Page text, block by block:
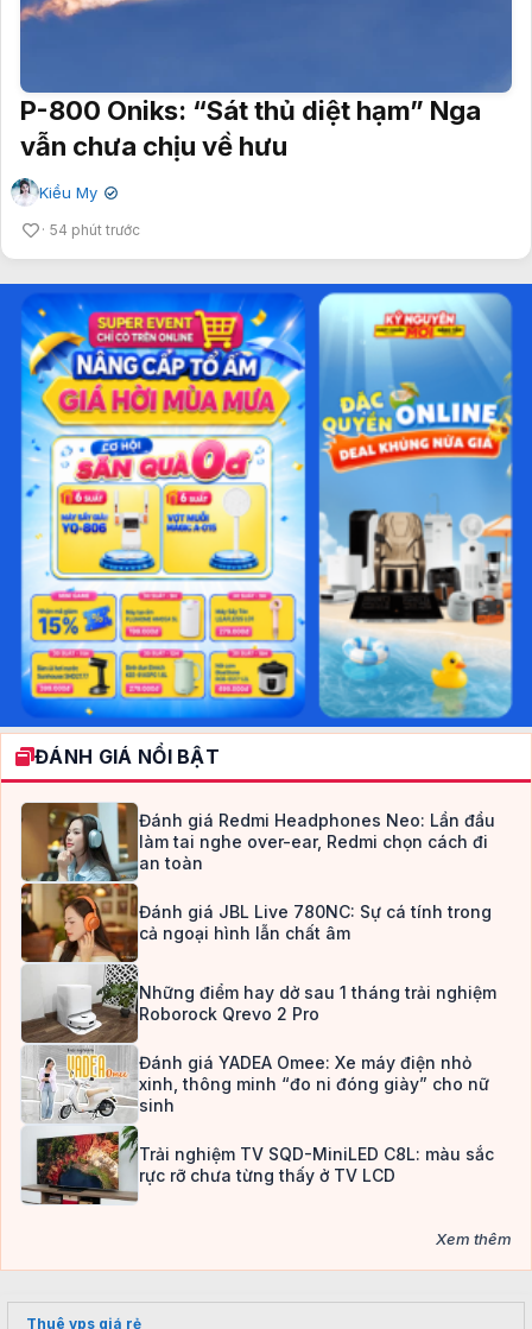
P-800 Oniks: “Sát thủ diệt hạm” Nga
vẫn chưa chịu về hưu
Kiều My ✔
54 phút trước
ĐÁNH GIÁ NỔI BẬT
Đánh giá Redmi Headphones Neo: Lần đầu
làm tai nghe over-ear, Redmi chọn cách đi
an toàn
Đánh giá JBL Live 780NC: Sự cá tính trong
cả ngoại hình lẫn chất âm
Những điểm hay dở sau 1 tháng trải nghiệm
Roborock Qrevo 2 Pro
Đánh giá YADEA Omee: Xe máy điện nhỏ
xinh, thông minh “đo ni đóng giày” cho nữ
sinh
Trải nghiệm TV SQD-MiniLED C8L: màu sắc
rực rỡ chưa từng thấy ở TV LCD
Xem thêm
Thuê vps giá rẻ